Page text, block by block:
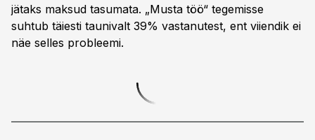
jätaks maksud tasumata. „Musta töö“ tegemisse
suhtub täiesti taunivalt 39% vastanutest, ent viiendik ei
näe selles probleemi.